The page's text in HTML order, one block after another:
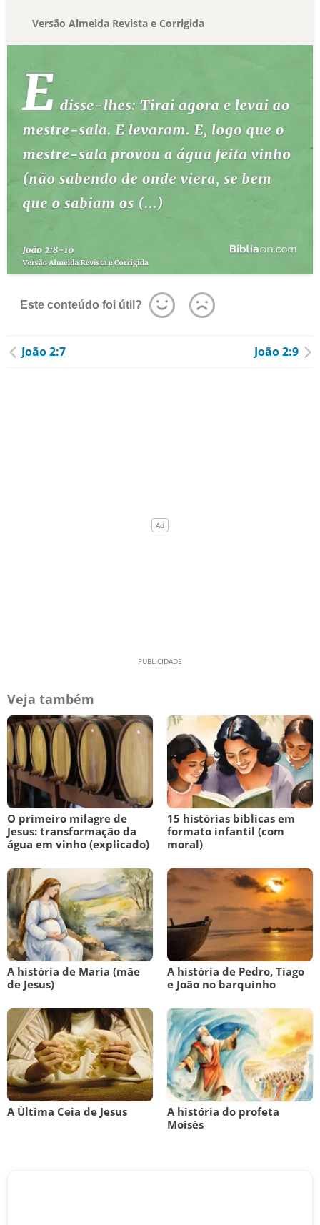
Versão Almeida Revista e Corrigida
Este conteúdo foi útil?
João 2:7 João 2:9
Veja também
O primeiro milagre de
Jesus: transformação da
água em vinho (explicado)
15 histórias bíblicas em
formato infantil (com
moral)
A história de Maria (mãe
de Jesus)
A história de Pedro, Tiago
e João no barquinho
A Última Ceia de Jesus
A história do profeta
Moisés